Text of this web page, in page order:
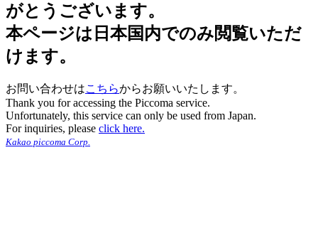
がとうございます。
本ページは日本国内でのみ閲覧いただ
けます。
お問い合わせはこちらからお願いいたします。
Thank you for accessing the Piccoma service.
Unfortunately, this service can only be used from Japan.
For inquiries, please click here.
Kakao piccoma Corp.